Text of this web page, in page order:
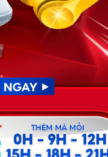
tiền thì đừng có vác
rượu. Hắn ta chẳng mảy
những gánh rau bị văng
im nhìn Lan phải chịu